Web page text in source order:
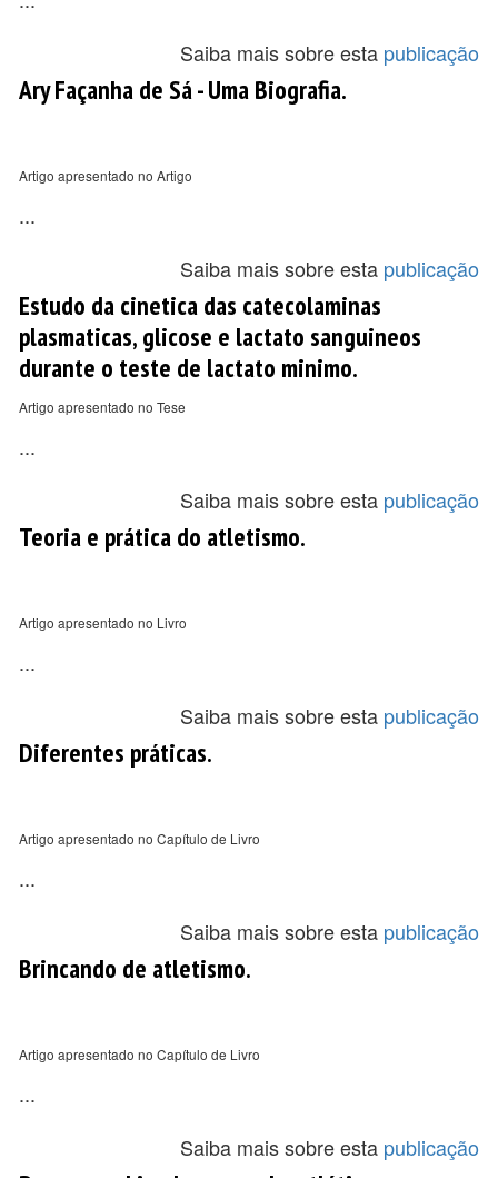
Saiba mais sobre esta publicação
Ary Façanha de Sá - Uma Biografia.
Artigo apresentado no Artigo
...
Saiba mais sobre esta publicação
Estudo da cinetica das catecolaminas
plasmaticas, glicose e lactato sanguineos
durante o teste de lactato minimo.
Artigo apresentado no Tese
...
Saiba mais sobre esta publicação
Teoria e prática do atletismo.
Artigo apresentado no Livro
...
Saiba mais sobre esta publicação
Diferentes práticas.
Artigo apresentado no Capítulo de Livro
...
Saiba mais sobre esta publicação
Brincando de atletismo.
Artigo apresentado no Capítulo de Livro
...
Saiba mais sobre esta publicação